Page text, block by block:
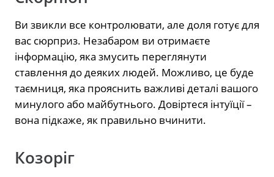
Ви звикли все контролювати, але доля готує для
вас сюрприз. Незабаром ви отримаєте
інформацію, яка змусить переглянути
ставлення до деяких людей. Можливо, це буде
таємниця, яка прояснить важливі деталі вашого
минулого або майбутнього. Довіртеся інтуїції –
вона підкаже, як правильно вчинити.
Козоріг